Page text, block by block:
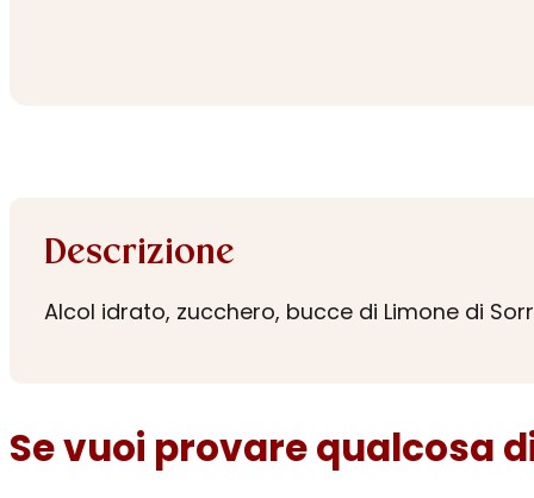
Descrizione
Alcol idrato, zucchero, bucce di Limone di
Se vuoi provare qualcosa